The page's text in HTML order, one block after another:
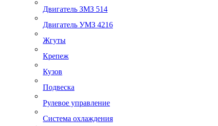
Двигатель ЗМЗ 514
Двигатель УМЗ 4216
Жгуты
Крепеж
Кузов
Подвеска
Рулевое управление
Система охлаждения